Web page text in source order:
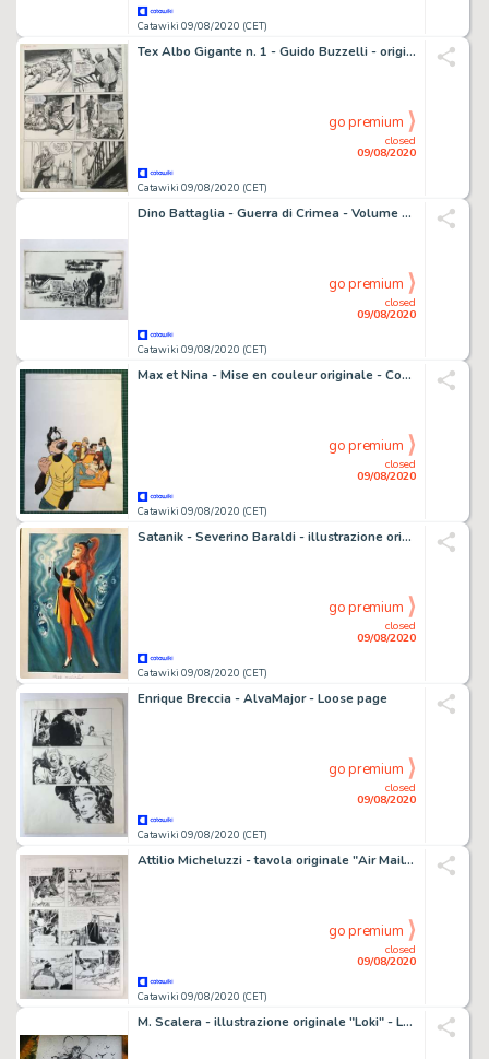
Catawiki 09/08/2020 (CET)
Tex Albo Gigante n. 1 - Guido Buzzelli - original page - Loose page - (1988)
Catawiki 09/08/2020 (CET)
closed
09/08/2020
go premium
Dino Battaglia - Guerra di Crimea - Volume a tiratura limitata con illustrazione originale - First edition
Catawiki 09/08/2020 (CET)
closed
09/08/2020
go premium
Max et Nina - Mise en couleur originale - Couverture - Max et Nina T3 - Rien que du bonheur - (2003)
Catawiki 09/08/2020 (CET)
closed
09/08/2020
go premium
Satanik - Severino Baraldi - illustrazione originale omaggio a Magnus - Loose page
Catawiki 09/08/2020 (CET)
closed
09/08/2020
go premium
Enrique Breccia - AlvaMajor - Loose page
Catawiki 09/08/2020 (CET)
closed
09/08/2020
go premium
Attilio Micheluzzi - tavola originale "Air Mail" - 41° tavola - Loose page
Catawiki 09/08/2020 (CET)
closed
09/08/2020
go premium
M. Scalera - illustrazione originale "Loki" - Loose page